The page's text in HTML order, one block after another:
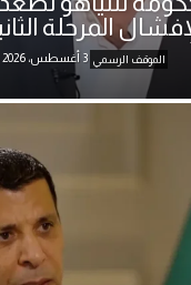
المرحلة
الموقف الرسمي 3 أغسطس، 2026